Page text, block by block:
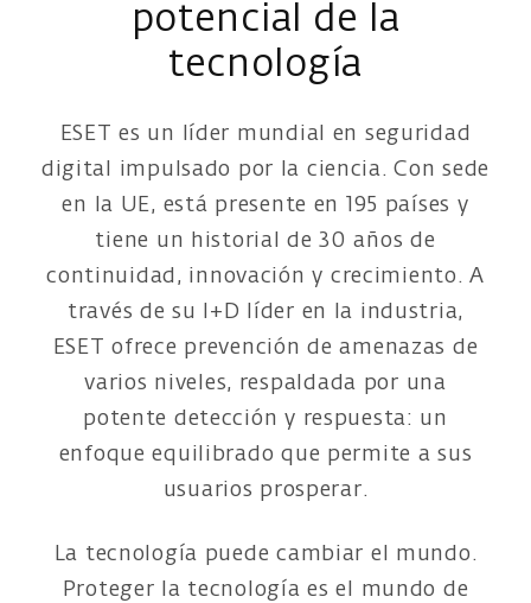
potencial de la
tecnología
ESET es un líder mundial en seguridad
digital impulsado por la ciencia. Con sede
en la UE, está presente en 195 países y
tiene un historial de 30 años de
continuidad, innovación y crecimiento. A
través de su I+D líder en la industria,
ESET ofrece prevención de amenazas de
varios niveles, respaldada por una
potente detección y respuesta: un
enfoque equilibrado que permite a sus
usuarios prosperar.
La tecnología puede cambiar el mundo.
Proteger la tecnología es el mundo de